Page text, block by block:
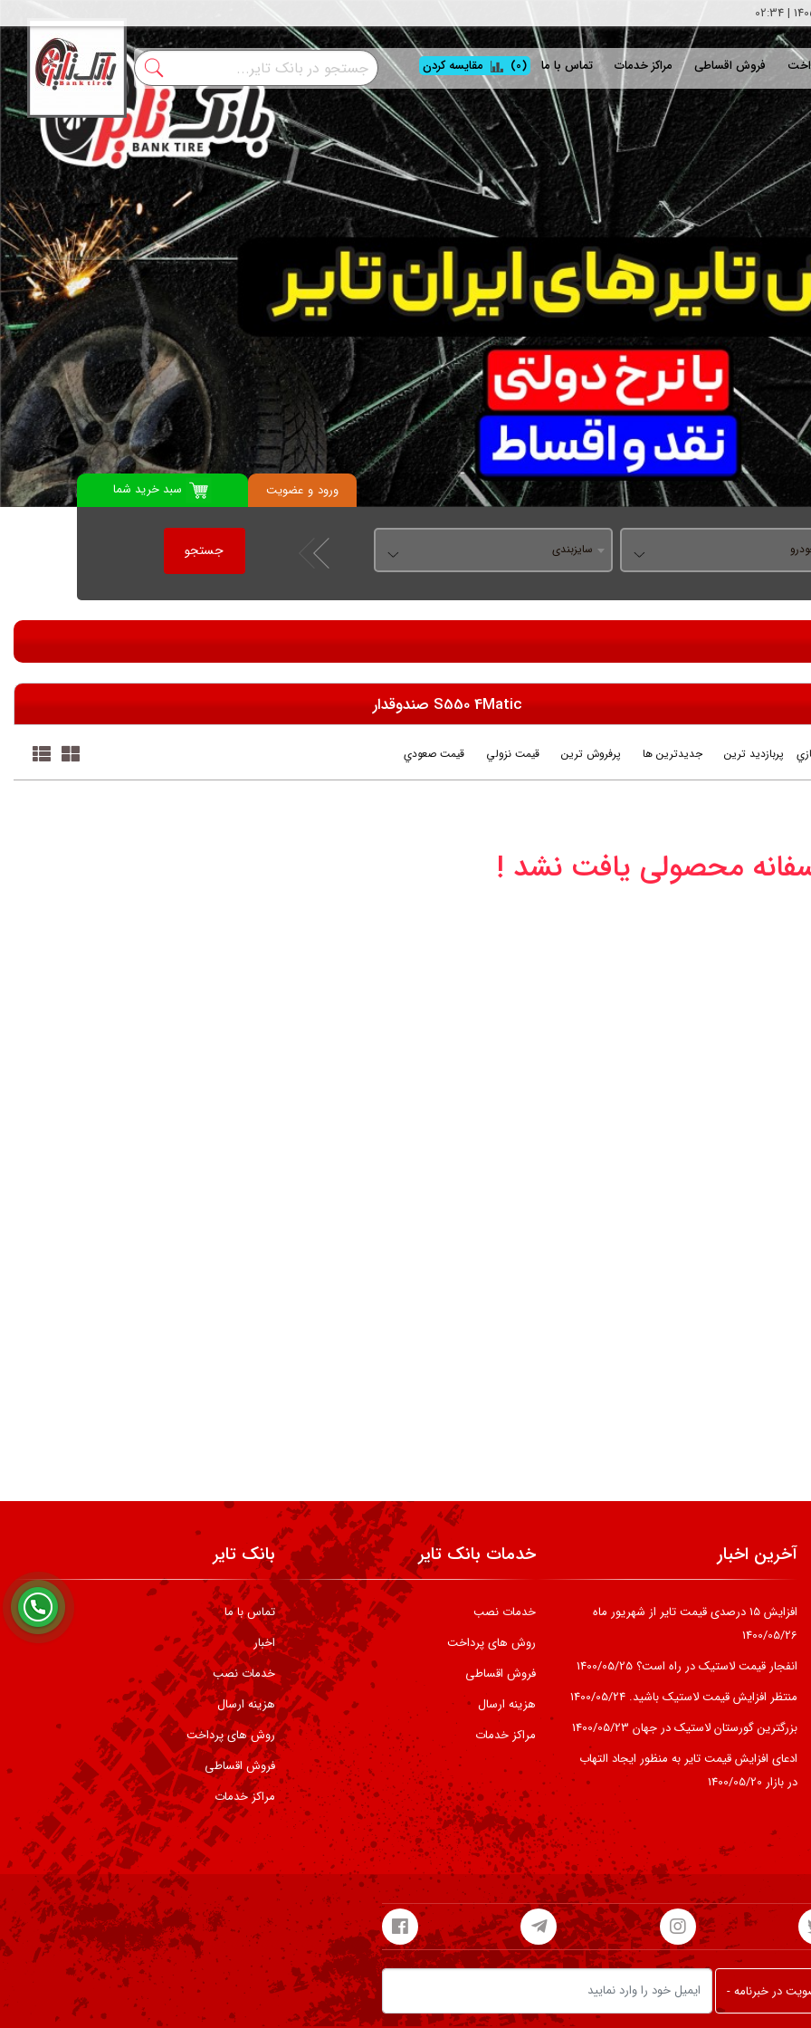
فروش اقساطی مراکز خدمات تماس با ما (0) مقایسه کردن
|
02:34
ورود و عضویت سبد خرید شما
سایزبندی جستجو
S550 4Matic صندوقدار
پربازديد ترين جديدترين ها پرفروش ترين قيمت نزولي قيمت صعودي
محصولی یافت نشد !
آخرین اخبار
افزایش 15 درصدی قیمت تایر از شهریور ماه
1400/05/26
انفجار قیمت لاستیک در راه است؟1400/05/25
منتظر افزایش قیمت لاستیک باشید. 1400/05/24
بزرگترین گورستان لاستیک در جهان 1400/05/23
ادعای افزایش قیمت تایر به منظور ایجاد التهاب
در بازار 1400/05/20
خدمات بانک تایر
خدمات نصب
روش های پرداخت
فروش اقساطی
هزینه ارسال
مراکز خدمات
بانک تایر
تماس با ما
اخبار
خدمات نصب
هزینه ارسال
روش های پرداخت
فروش اقساطی
مراکز خدمات
در خبرنامه -